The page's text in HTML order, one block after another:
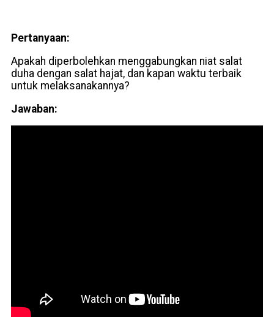
Pertanyaan:
Apakah diperbolehkan menggabungkan niat salat
duha dengan salat hajat, dan kapan waktu terbaik
untuk melaksanakannya?
Jawaban: